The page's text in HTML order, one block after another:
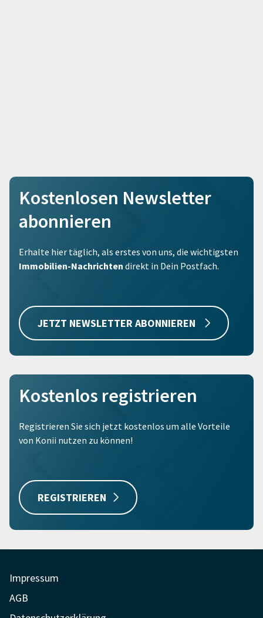
Kostenlosen Newsletter
abonnieren
Erhalte hier täglich, als erstes von uns, die wichtigsten
Immobilien-Nachrichten direkt in Dein Postfach.
JETZT NEWSLETTER ABONNIEREN
Kostenlos registrieren
Registrieren Sie sich jetzt kostenlos um alle Vorteile
von Konii nutzen zu können!
REGISTRIEREN
Impressum
AGB